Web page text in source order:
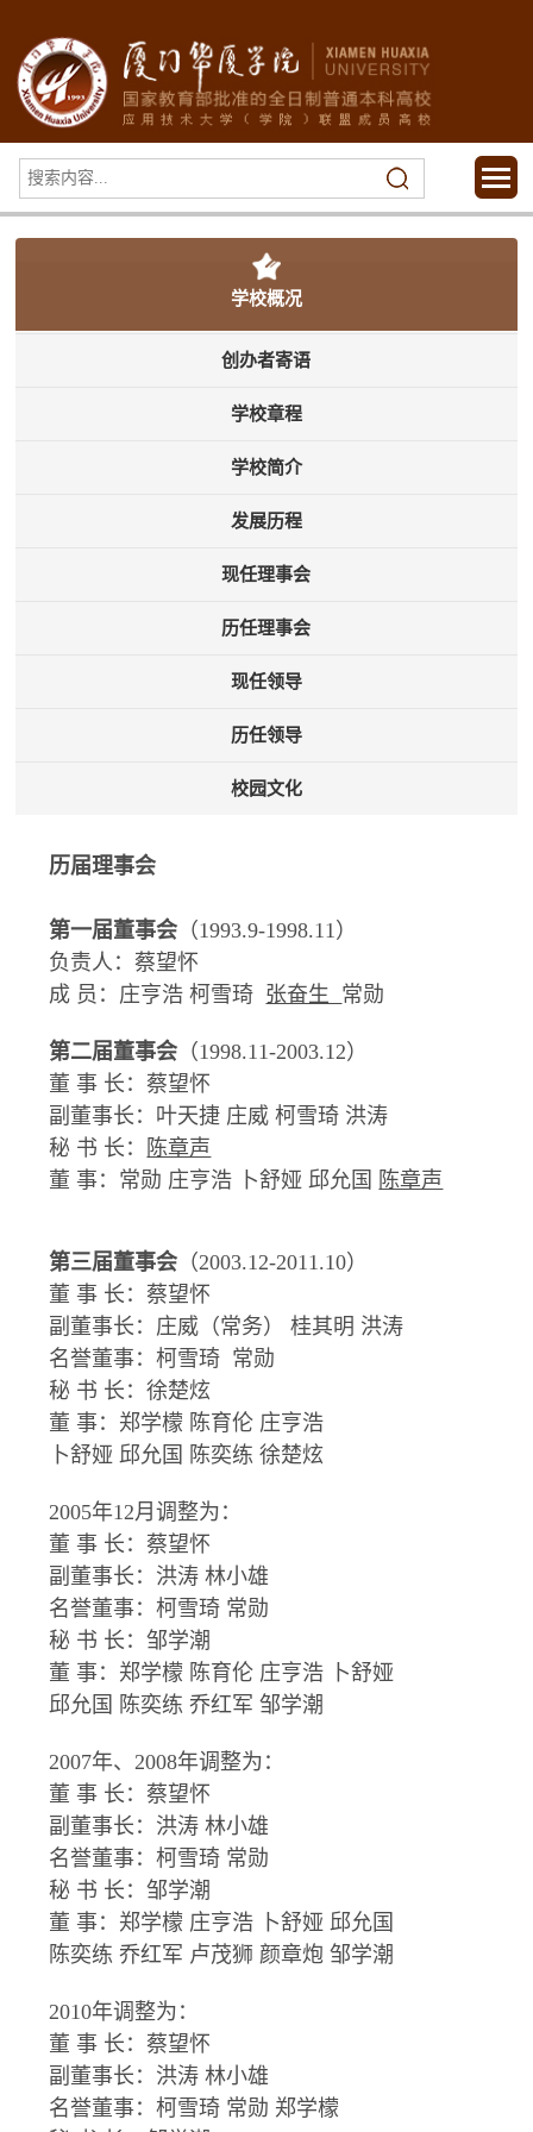
学校概况
创办者寄语
学校章程
学校简介
发展历程
现任理事会
历任理事会
现任领导
历任领导
校园文化
历届理事会
第一届董事会 （1993.9-1998.11）
负责人：蔡望怀
成 员：庄亨浩 柯雪琦 张奋生 常勋
第二届董事会 （1998.11-2003.12）
董 事 长：蔡望怀
副董事长：叶天捷 庄威 柯雪琦 洪涛
秘 书 长：
陈章声
董 事：常勋 庄亨浩 卜舒娅 邱允国 陈章声
第三届董事会 （2003.12-2011.10）
董 事 长：蔡望怀
副董事长：庄威（常务） 桂其明 洪涛
名誉董事：柯雪琦 常勋
秘 书 长：徐楚炫
董 事：郑学檬 陈育伦 庄亨浩
卜舒娅 邱允国 陈奕练 徐楚炫
2005年12月调整为：
董 事 长：蔡望怀
副董事长：洪涛 林小雄
名誉董事：柯雪琦 常勋
秘 书 长：邹学潮
董 事：郑学檬 陈育伦 庄亨浩 卜舒娅
邱允国 陈奕练 乔红军 邹学潮
2007年、2008年调整为：
董 事 长：蔡望怀
副董事长：洪涛 林小雄
名誉董事：柯雪琦 常勋
秘 书 长：邹学潮
董 事：郑学檬 庄亨浩 卜舒娅 邱允国
陈奕练 乔红军 卢茂狮 颜章炮 邹学潮
2010年调整为：
董 事 长：蔡望怀
副董事长：洪涛 林小雄
名誉董事：柯雪琦 常勋 郑学檬